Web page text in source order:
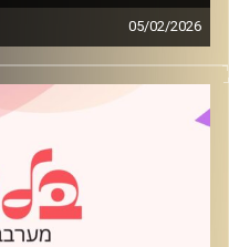
05/02/2026
מוזיקה רגועה לפתוח איתה
קרדיט תמונות: